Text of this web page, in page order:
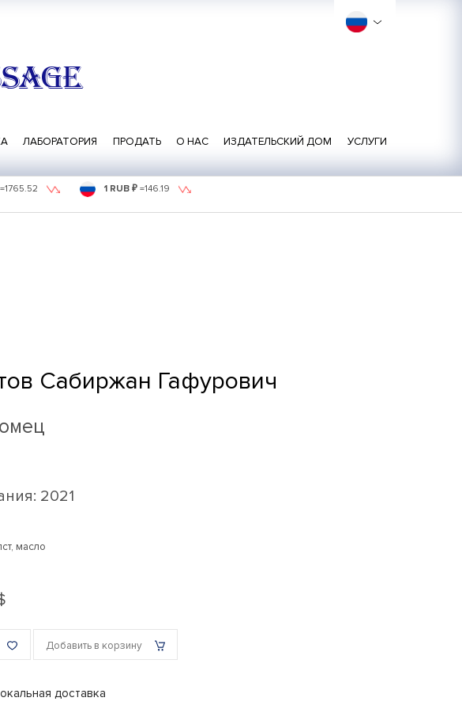
ЛАБОРАТОРИЯ ПРОДАТЬ О НАС ИЗДАТЕЛЬСКИЙ ДОМ УСЛУГИ
=1765.52 1 RUB ₽ =146.19
Сабиржан Гафурович
2021
масло
Добавить в корзину
доставка